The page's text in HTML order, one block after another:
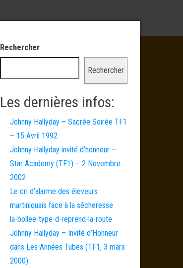
Rechercher
Rechercher
Les dernières infos:
Johnny Hallyday – Sacrée Soirée TF1
– 15 Avril 1992
Johnny Hallyday invité d’honneur –
Star Academy (TF1) – 2 Novembre
2002
Le cri d’alarme des éleveurs
martiniquais face à la sécheresse
la-bollee-type-d-reprend-la-route
Johnny Hallyday – Invité d’Honneur
dans Les Années Tubes (TF1, 3 mars
2000)